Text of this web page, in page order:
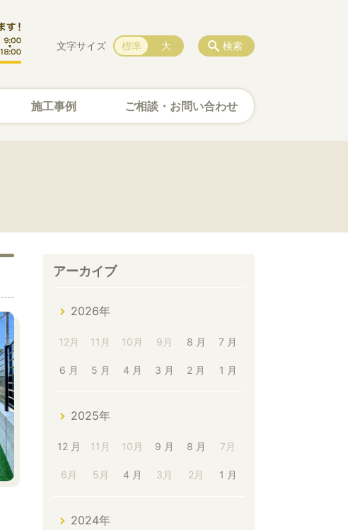
施工事例 ご相談・お問い合わせ
検索
文字サイズ 標準 大
アーカイブ
2026年
12月 11月 10月 9月 8 月 7 月
6 月 5 月 4 月 3 月 2 月 1 月
2025年
12 月 11月 10月 9 月 8 月 7月
6月 5月 4 月 3月 2月 1 月
2024年